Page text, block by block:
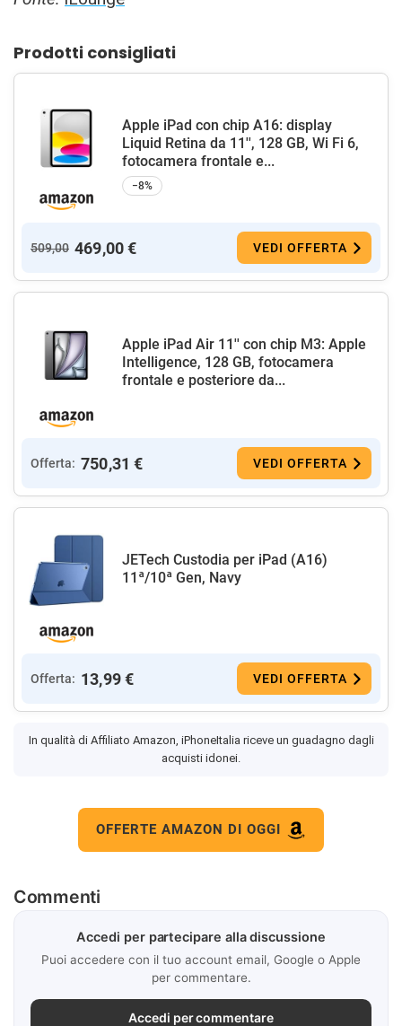
Prodotti consigliati
Apple iPad con chip A16: display
Liquid Retina da 11'', 128 GB, Wi Fi 6,
fotocamera frontale e...
−8%
509,00 469,00 € VEDI OFFERTA
Apple iPad Air 11'' con chip M3: Apple
Intelligence, 128 GB, fotocamera
frontale e posteriore da...
Offerta: 750,31 € VEDI OFFERTA
JETech Custodia per iPad (A16)
11ª/10ª Gen, Navy
Offerta: 13,99 € VEDI OFFERTA
In qualità di Affiliato Amazon, iPhoneItalia riceve un guadagno dagli
acquisti idonei.
OFFERTE AMAZON DI OGGI
Commenti
Accedi per partecipare alla discussione
Puoi accedere con il tuo account email, Google o Apple
per commentare.
Accedi per commentare